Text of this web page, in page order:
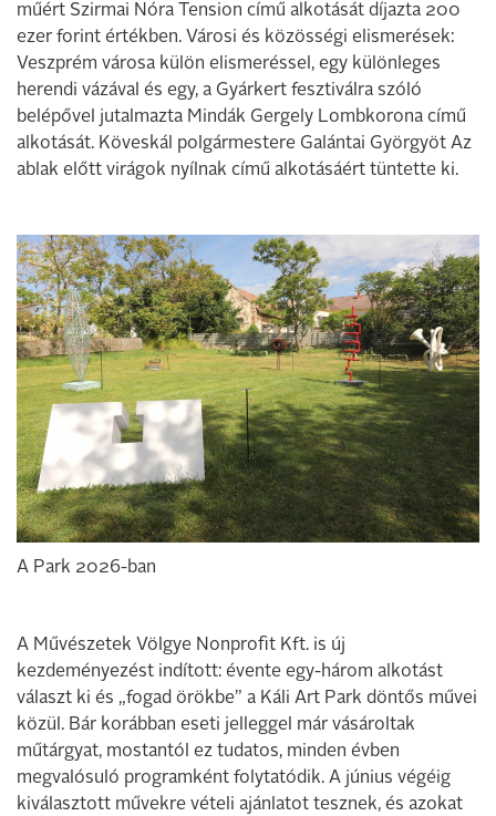
műért Szirmai Nóra Tension című alkotását díjazta 200
ezer forint értékben. Városi és közösségi elismerések:
Veszprém városa külön elismeréssel, egy különleges
herendi vázával és egy, a Gyárkert fesztiválra szóló
belépővel jutalmazta Mindák Gergely Lombkorona című
alkotását. Köveskál polgármestere Galántai Györgyöt Az
ablak előtt virágok nyílnak című alkotásáért tüntette ki.
A Park 2026-ban
A Művészetek Völgye Nonprofit Kft. is új
kezdeményezést indított: évente egy-három alkotást
választ ki és „fogad örökbe” a Káli Art Park döntős művei
közül. Bár korábban eseti jelleggel már vásároltak
műtárgyat, mostantól ez tudatos, minden évben
megvalósuló programként folytatódik. A június végéig
kiválasztott művekre vételi ajánlatot tesznek, és azokat